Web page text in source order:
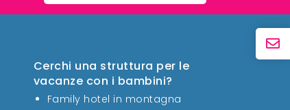
Cerchi una struttura per le
vacanze con i bambini?
Family hotel in montagna